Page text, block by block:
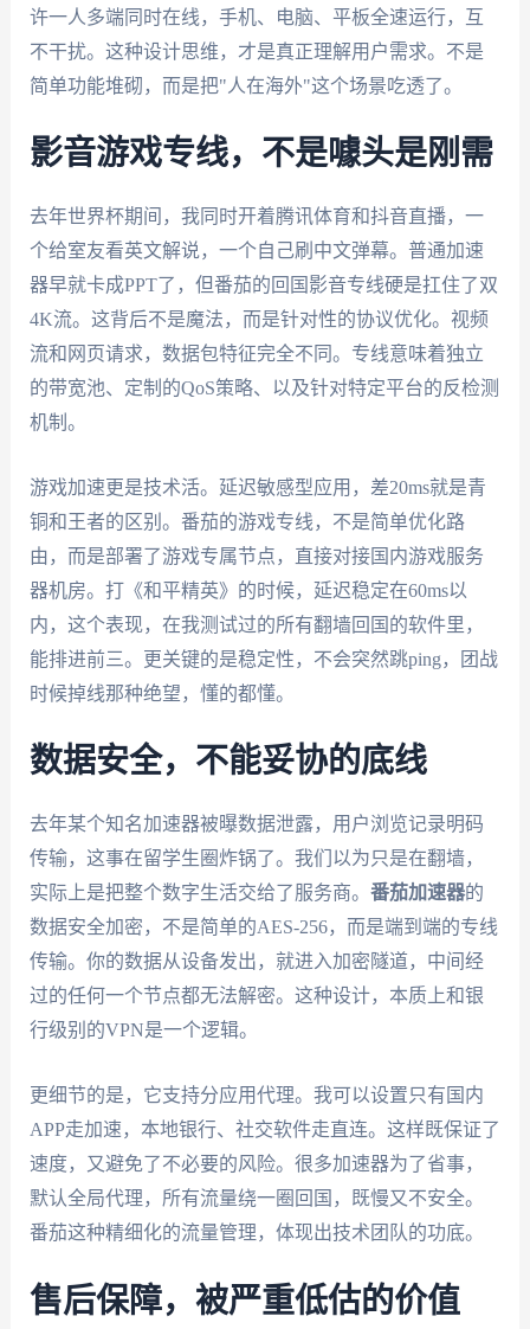
许一人多端同时在线，手机、电脑、平板全速运行，互
不干扰。这种设计思维，才是真正理解用户需求。不是
简单功能堆砌，而是把"人在海外"这个场景吃透了。
影音游戏专线，不是噱头是刚需
去年世界杯期间，我同时开着腾讯体育和抖音直播，一
个给室友看英文解说，一个自己刷中文弹幕。普通加速
器早就卡成PPT了，但番茄的回国影音专线硬是扛住了双
4K流。这背后不是魔法，而是针对性的协议优化。视频
流和网页请求，数据包特征完全不同。专线意味着独立
的带宽池、定制的QoS策略、以及针对特定平台的反检测
机制。
游戏加速更是技术活。延迟敏感型应用，差20ms就是青
铜和王者的区别。番茄的游戏专线，不是简单优化路
由，而是部署了游戏专属节点，直接对接国内游戏服务
器机房。打《和平精英》的时候，延迟稳定在60ms以
内，这个表现，在我测试过的所有翻墙回国的软件里，
能排进前三。更关键的是稳定性，不会突然跳ping，团战
时候掉线那种绝望，懂的都懂。
数据安全，不能妥协的底线
去年某个知名加速器被曝数据泄露，用户浏览记录明码
传输，这事在留学生圈炸锅了。我们以为只是在翻墙，
实际上是把整个数字生活交给了服务商。 番茄加速器的
数据安全加密，不是简单的AES-256，而是端到端的专线
传输。你的数据从设备发出，就进入加密隧道，中间经
过的任何一个节点都无法解密。这种设计，本质上和银
行级别的VPN是一个逻辑。
更细节的是，它支持分应用代理。我可以设置只有国内
APP走加速，本地银行、社交软件走直连。这样既保证了
速度，又避免了不必要的风险。很多加速器为了省事，
默认全局代理，所有流量绕一圈回国，既慢又不安全。
番茄这种精细化的流量管理，体现出技术团队的功底。
售后保障，被严重低估的价值